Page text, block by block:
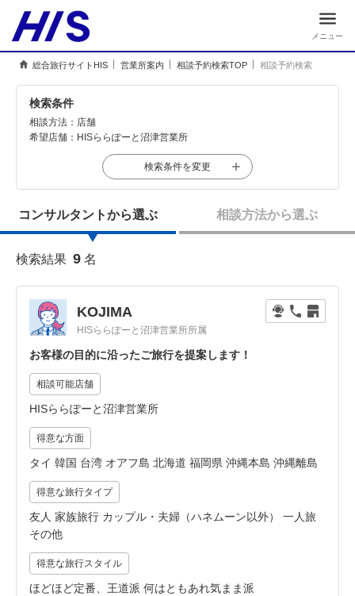
メニュー
総合旅行サイトHIS 営業所案内 相談予約検索TOP 相談予約検索
検索条件
相談方法： 店舗
希望店舗： HISららぽーと沼津営業所
検索条件を変更
コンサルタントから選ぶ 相談方法から選ぶ
検索結果 9 名
KOJIMA
HISららぽーと沼津営業所所属
お客様の目的に沿ったご旅行を提案します！
相談可能店舗
HISららぽーと沼津営業所
得意な方面
タイ 韓国 台湾 オアフ島 北海道 福岡県 沖縄本島 沖縄離島
得意な旅行タイプ
友人 家族旅行 カップル・夫婦（ハネムーン以外） 一人旅
その他
得意な旅行スタイル
ほどほど定番、王道派 何はともあれ気まま派